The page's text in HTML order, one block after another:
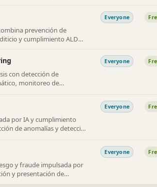
prevención de
y cumplimiento ALD
Everyone
con detección de
monitoreo de
Everyone
por IA y cumplimiento
de anomalías y detección
Everyone
y fraude impulsada por
y presentación de
Everyone